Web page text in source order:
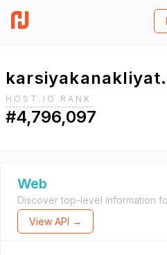
HOST.IO RANK
#4,796,097
Web
Discover top-level information
View API →